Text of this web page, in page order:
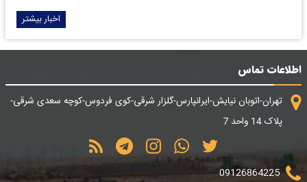
اخبار بیشتر
اطلاعات تماس
تهران-اتوبان نیایش-ایرانپارس-گلزار شرقی-کوی فردوس-کوچه سعدی شرقی-
پلاک 14 واحد 7
09126864225